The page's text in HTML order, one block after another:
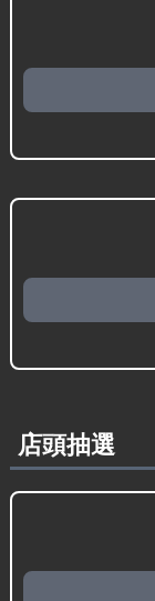
店頭抽選